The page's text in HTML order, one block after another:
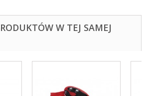
W TEJ SAMEJ